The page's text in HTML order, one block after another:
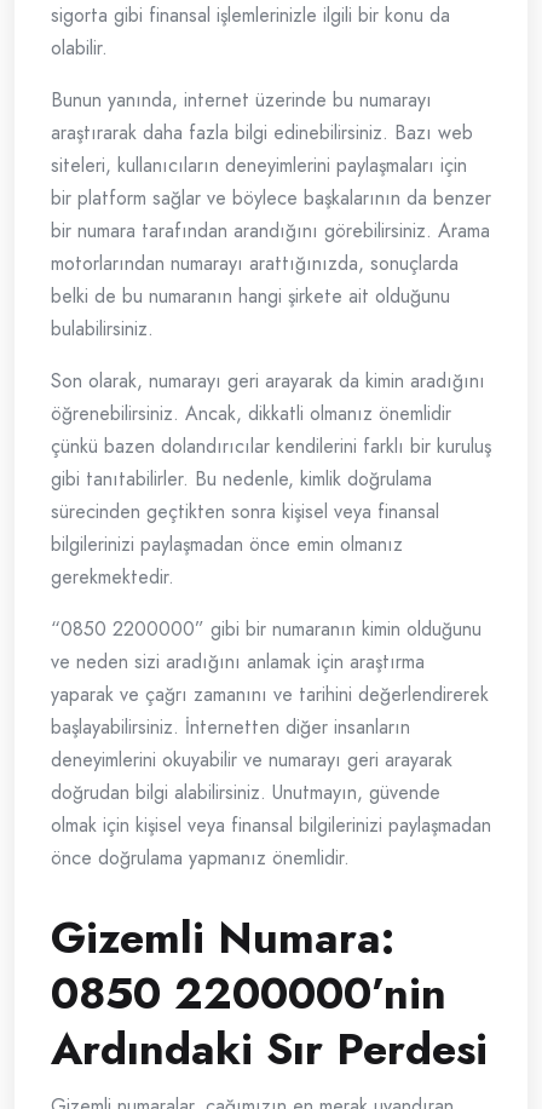
sigorta gibi finansal işlemlerinizle ilgili bir konu da
olabilir.
Bunun yanında, internet üzerinde bu numarayı
araştırarak daha fazla bilgi edinebilirsiniz. Bazı web
siteleri, kullanıcıların deneyimlerini paylaşmaları için
bir platform sağlar ve böylece başkalarının da benzer
bir numara tarafından arandığını görebilirsiniz. Arama
motorlarından numarayı arattığınızda, sonuçlarda
belki de bu numaranın hangi şirkete ait olduğunu
bulabilirsiniz.
Son olarak, numarayı geri arayarak da kimin aradığını
öğrenebilirsiniz. Ancak, dikkatli olmanız önemlidir
çünkü bazen dolandırıcılar kendilerini farklı bir kuruluş
gibi tanıtabilirler. Bu nedenle, kimlik doğrulama
sürecinden geçtikten sonra kişisel veya finansal
bilgilerinizi paylaşmadan önce emin olmanız
gerekmektedir.
“0850 2200000” gibi bir numaranın kimin olduğunu
ve neden sizi aradığını anlamak için araştırma
yaparak ve çağrı zamanını ve tarihini değerlendirerek
başlayabilirsiniz. İnternetten diğer insanların
deneyimlerini okuyabilir ve numarayı geri arayarak
doğrudan bilgi alabilirsiniz. Unutmayın, güvende
olmak için kişisel veya finansal bilgilerinizi paylaşmadan
önce doğrulama yapmanız önemlidir.
Gizemli Numara:
0850 2200000’nin
Ardındaki Sır Perdesi